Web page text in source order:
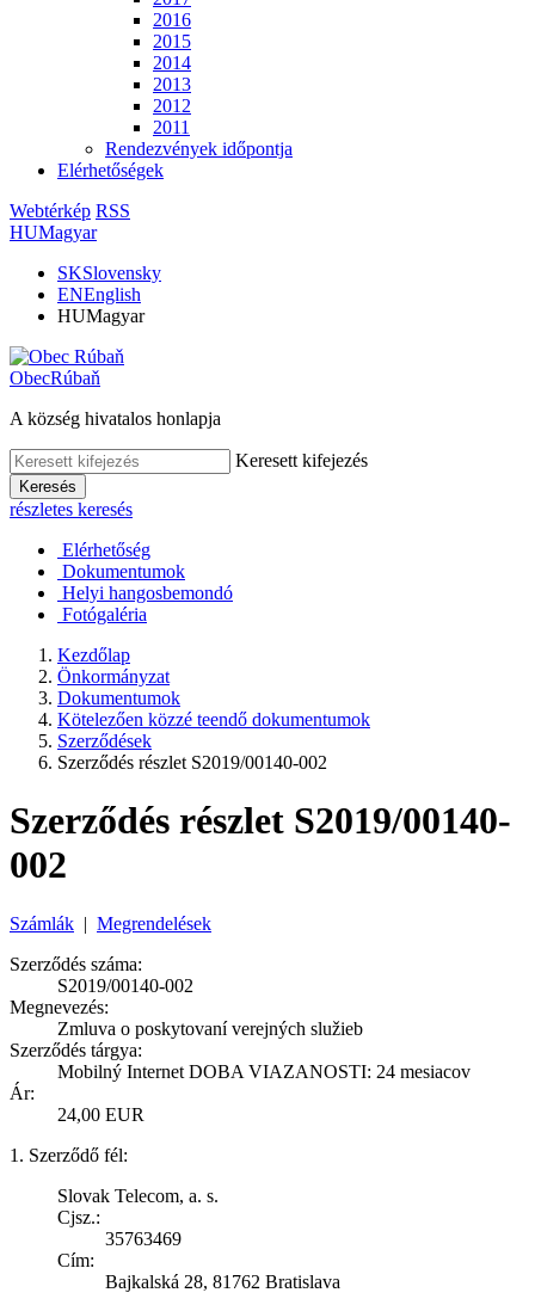
2016
2015
2014
2013
2012
2011
Rendezvények időpontja
Elérhetőségek
Webtérkép RSS
HUMagyar
SKSlovensky
ENEnglish
HUMagyar
ObecRúbaň
A község hivatalos honlapja
Keresett kifejezés
Keresés
részletes keresés
Elérhetőség
Dokumentumok
Helyi hangosbemondó
Fotógaléria
Kezdőlap
Önkormányzat
Dokumentumok
Kötelezően közzé teendő dokumentumok
Szerződések
Szerződés részlet S2019/00140-002
Szerződés részlet S2019/00140-
002
Számlák | Megrendelések
Szerződés száma:
S2019/00140-002
Megnevezés:
Zmluva o poskytovaní verejných služieb
Szerződés tárgya:
Mobilný Internet DOBA VIAZANOSTI: 24 mesiacov
Ár:
24,00 EUR
1. Szerződő fél:
Slovak Telecom, a. s.
Cjsz.:
35763469
Cím:
Bajkalská 28, 81762 Bratislava